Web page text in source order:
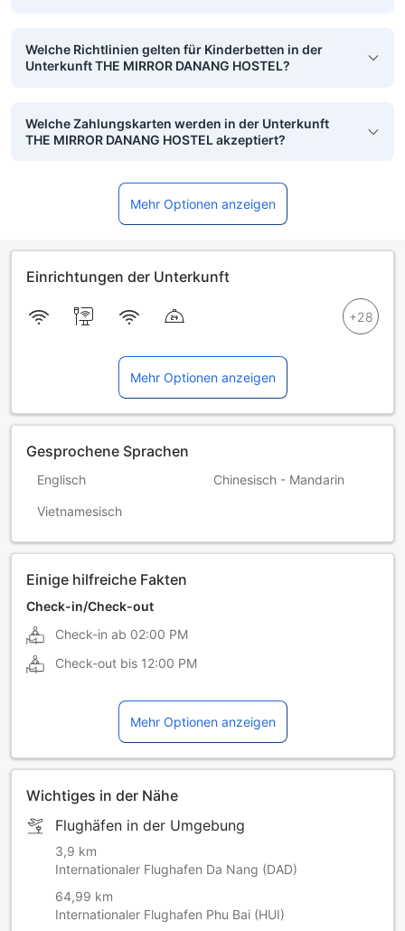
Welche Richtlinien gelten für Kinderbetten in der
Unterkunft THE MIRROR DANANG HOSTEL?
Welche Zahlungskarten werden in der Unterkunft
THE MIRROR DANANG HOSTEL akzeptiert?
Mehr Optionen anzeigen
Einrichtungen der Unterkunft
Mehr Optionen anzeigen
Gesprochene Sprachen
Englisch Chinesisch - Mandarin
Vietnamesisch
Einige hilfreiche Fakten
Check-in/Check-out
Check-in ab 02:00 PM
Check-out bis 12:00 PM
Mehr Optionen anzeigen
Wichtiges in der Nähe
Flughäfen in der Umgebung
3,9 km
Internationaler Flughafen Da Nang (DAD)
64,99 km
Internationaler Flughafen Phu Bai (HUI)